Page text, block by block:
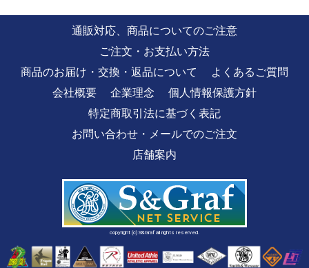
通販対応、商品についてのご注意
ご注文・お支払い方法
商品のお届け・交換・返品について
よくあるご質問
会社概要
企業理念
個人情報保護方針
特定商取引法に基づく表記
お問い合わせ・メールでのご注文
店舗案内
copyright (c) S&Graf all rights reserved.